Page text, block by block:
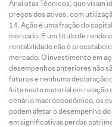
Analistas Técnicos, que visam
preços dos ativos, com
Ação é uma fração do
mercado. É um título de renda
rentabilidade não é
mercado. O investimento em
desempenhos anteriores não
futuros e nenhuma declaração
feita neste material em relação
cenário macroeconômico, os
podem afetar o desempenho
em significativas perdas